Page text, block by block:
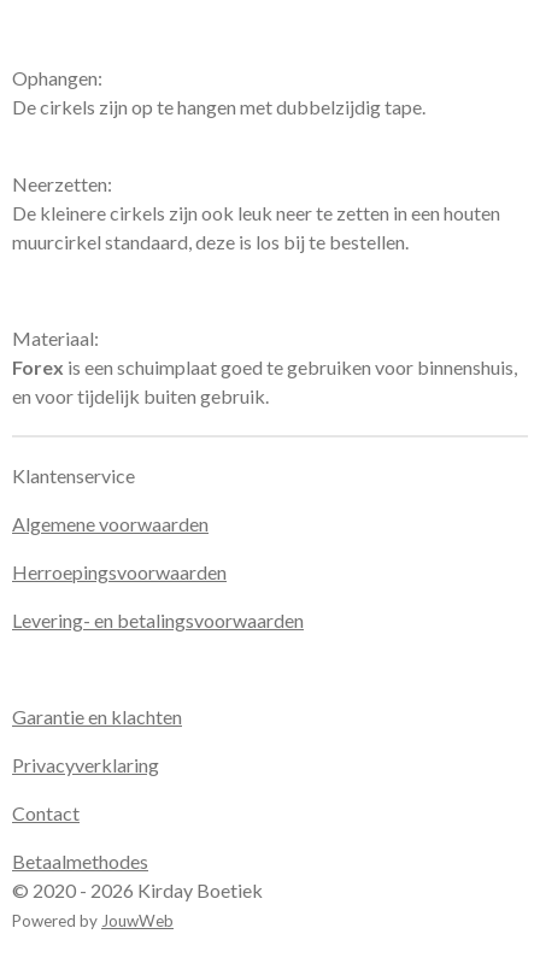
Ophangen:
De cirkels zijn op te hangen met dubbelzijdig tape.
Neerzetten:
De kleinere cirkels zijn ook leuk neer te zetten in een houten
muurcirkel standaard, deze is los bij te bestellen.
Materiaal:
Forex is een schuimplaat goed te gebruiken voor binnenshuis,
en voor tijdelijk buiten gebruik.
Klantenservice
Algemene voorwaarden
Herroepingsvoorwaarden
Levering- en betalingsvoorwaarden
Garantie en klachten
Privacyverklaring
Contact
Betaalmethodes
© 2020 - 2026 Kirday Boetiek
Powered by JouwWeb